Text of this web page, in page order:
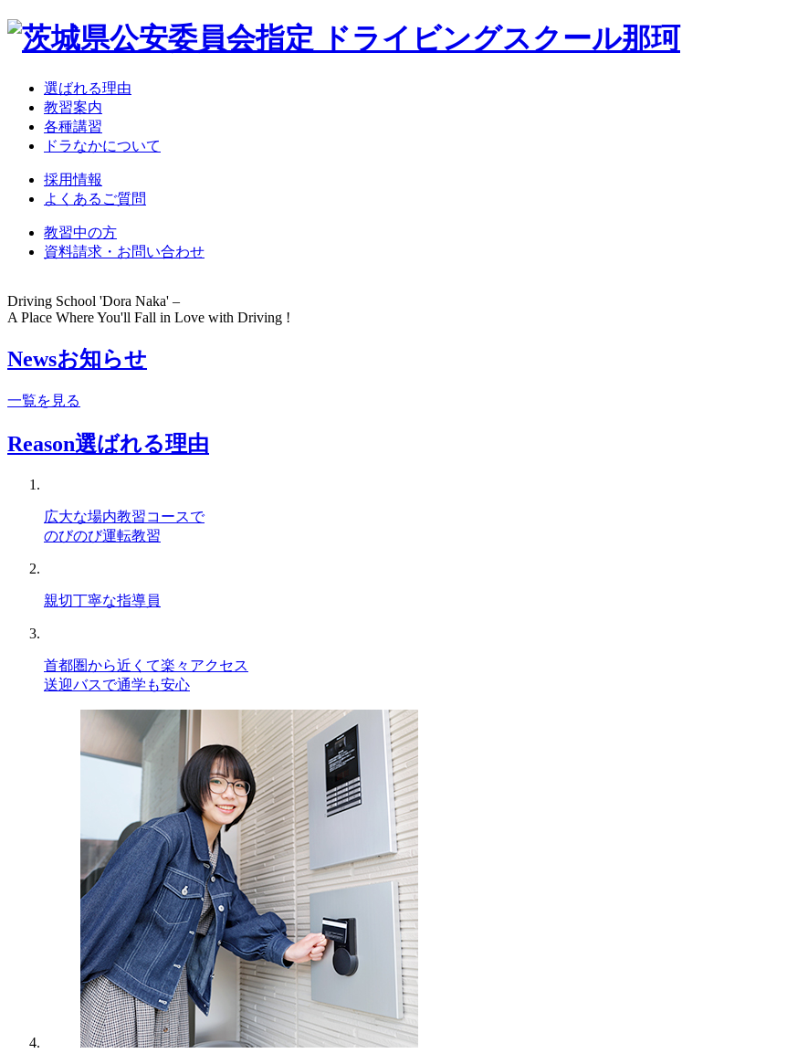
選ばれる理由
教習案内
各種講習
ドラなかについて
採用情報
よくあるご質問
教習中の方
資料請求・お問い合わせ
Driving School 'Dora Naka' –
A Place Where You'll Fall in Love with Driving !
Newsお知らせ
一覧を見る
Reason選ばれる理由
広大な場内教習コースで
のびのび運転教習
親切丁寧な指導員
首都圏から近くて楽々アクセス
送迎バスで通学も安心